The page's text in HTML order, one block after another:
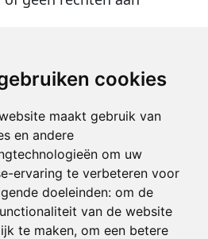
cookies
maakt gebruik van
en andere
om uw
ervaring te verbeteren voor
doeleinden: om de
van de website
te maken, om een betere
pagina van de